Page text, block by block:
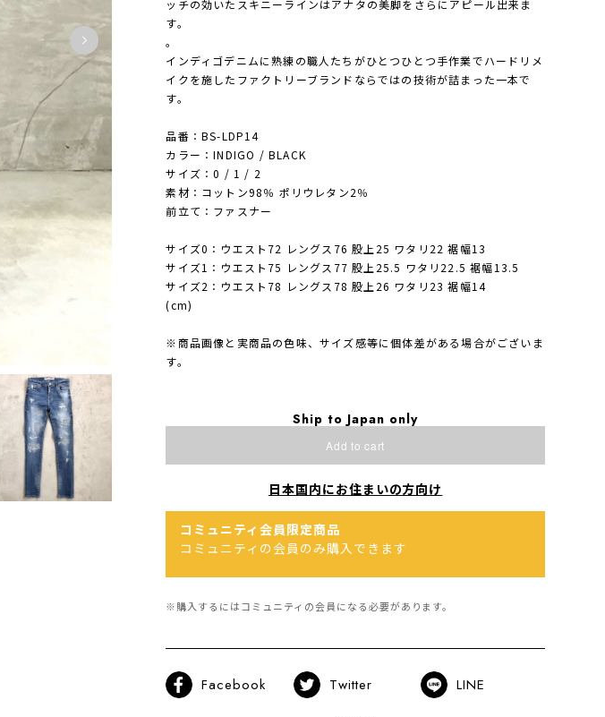
ッチの効いたスキニーラインはアナタの美脚をさらにアピール出来ま
す。
。
インディゴデニムに熟練の職人たちがひとつひとつ手作業でハードリメ
イクを施したファクトリーブランドならではの技術が詰まった一本で
す。
品番：BS-LDP14
カラー：INDIGO / BLACK
サイズ：0 / 1 / 2
素材：コットン98％ ポリウレタン2％
前立て：ファスナー
サイズ0：ウエスト72 レングス76 股上25 ワタリ22 裾幅13
サイズ1：ウエスト75 レングス77 股上25.5 ワタリ22.5 裾幅13.5
サイズ2：ウエスト78 レングス78 股上26 ワタリ23 裾幅14
(cm)
※商品画像と実商品の色味、サイズ感等に個体差がある場合がございま
す。
Ship to Japan only
Add to cart
日本国内にお住まいの方向け
コミュニティ会員限定商品
コミュニティの会員のみ購入できます
※購入するにはコミュニティの会員になる必要があります。
Facebook Twitter LINE